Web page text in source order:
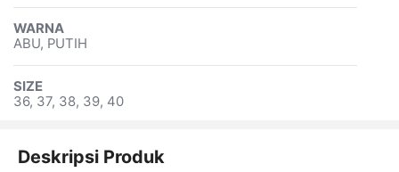
WARNA
ABU, PUTIH
SIZE
36, 37, 38, 39, 40
Deskripsi Produk